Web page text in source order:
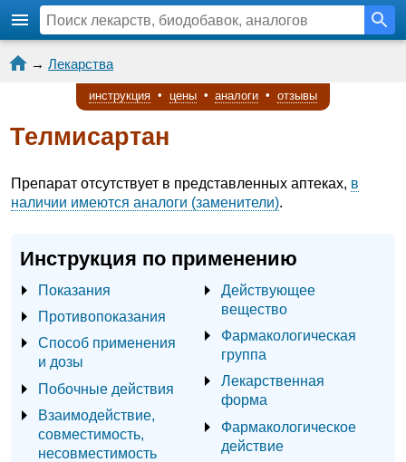
→ Лекарства
инструкция • цены • аналоги • отзывы
Телмисартан
Препарат отсутствует в представленных аптеках, в
наличии имеются аналоги (заменители).
Инструкция по применению
Показания
Противопоказания
Способ применения
и дозы
Побочные действия
Взаимодействие,
совместимость,
несовместимость
Действующее
вещество
Фармакологическая
группа
Лекарственная
форма
Фармакологическое
действие